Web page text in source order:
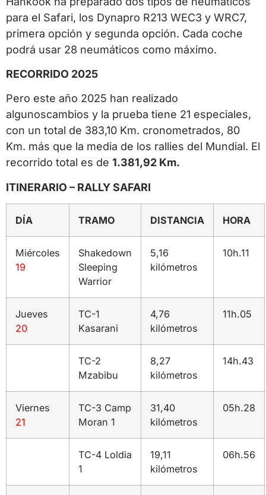
para el Safari, los Dynapro R213 WEC3 y WRC7,
primera opción y segunda opción. Cada coche
podrá usar 28 neumáticos como máximo.
RECORRIDO 2025
Pero este año 2025 han realizado
algunoscambios y la prueba tiene 21 especiales,
con un total de 383,10 Km. cronometrados, 80
Km. más que la media de los rallies del Mundial. El
recorrido total es de 1.381,92 Km.
ITINERARIO – RALLY SAFARI
DÍA TRAMO DISTANCIA HORA
Miércoles
19
Shakedown
Sleeping
Warrior
5,16
kilómetros
10h.11
Jueves
20
TC-1
Kasarani
4,76
kilómetros
11h.05
TC-2
Mzabibu
8,27
kilómetros
14h.43
Viernes
21
TC-3 Camp
Moran 1
31,40
kilómetros
05h.28
TC-4 Loldia
1
19,11
kilómetros
06h.56